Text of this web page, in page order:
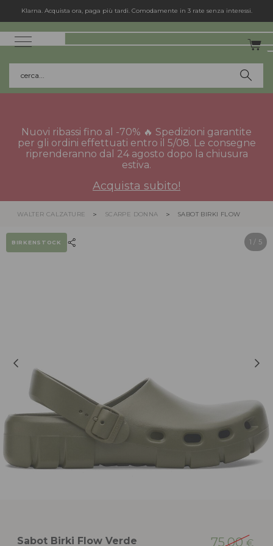
Klarna. Acquista ora, paga più tardi. Comodamente in 3 rate senza interessi.
cerca...
Nuovi ribassi fino al -70% 🔥 Spedizioni garantite
per gli ordini effettuati entro il 5/08. Le consegne
riprenderanno dal 24 agosto dopo la chiusura
estiva.
Acquista subito!
WALTER CALZATURE SCARPE DONNA SABOT BIRKI FLOW
1 / 5
BIRKENSTOCK
Sabot Birki Flow Verde 75,00€